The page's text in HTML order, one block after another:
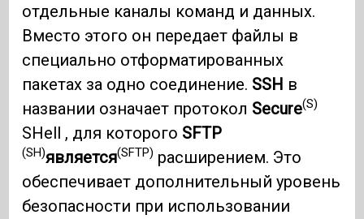
отдельные каналы команд и данных.
Вместо этого он передает файлы в
специально отформатированных
пакетах за одно соединение. SSH в
названии означает протокол Secure(S)
SHell , для которого SFTP
(SH)является(SFTP) расширением. Это
обеспечивает дополнительный уровень
безопасности при использовании